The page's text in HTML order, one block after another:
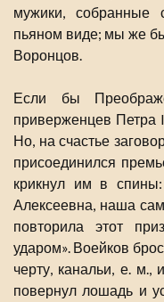
мужики, собранные
пьяном виде; мы же
Воронцов.
Если бы
приверженцев Петра
Но, на счастье
присоединился
крикнул им в
Алексеевна, наша
повторила этот
ударом». Воейков
черту, канальи, е.
повернул лошадь и